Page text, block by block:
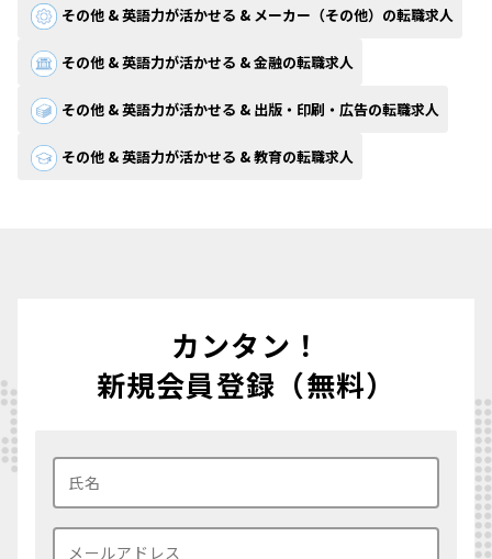
その他 & 英語力が活かせる & メーカー（その他）の転職求人
その他 & 英語力が活かせる & 金融の転職求人
その他 & 英語力が活かせる & 出版・印刷・広告の転職求人
その他 & 英語力が活かせる & 教育の転職求人
カンタン！
新規会員登録（無料）